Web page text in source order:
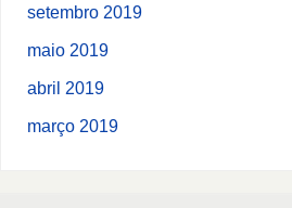
setembro 2019
maio 2019
abril 2019
março 2019